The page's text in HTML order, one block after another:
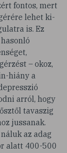
fontos, mert
lehet ki-
is. Ez
– okoz,
hiány a
arról, hogy
tavaszig
jussanak.
az adag
alatt 400-500